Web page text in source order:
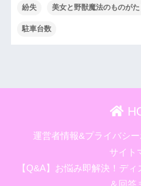
紛失 美女と野獣魔法のものがた
駐車台数
運営者情報&プライバシ
サイト
【Q&A】お悩み即解決！デ